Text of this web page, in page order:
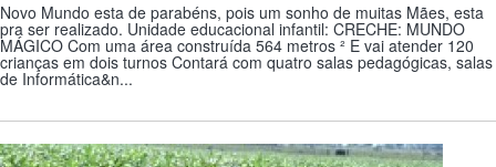
Novo Mundo esta de parabéns, pois um sonho de muitas Mães, esta
pra ser realizado. Unidade educacional infantil: CRECHE: MUNDO
MÁGICO Com uma área construída 564 metros ² E vai atender 120
crianças em dois turnos Contará com quatro salas pedagógicas, salas
de Informática&n...